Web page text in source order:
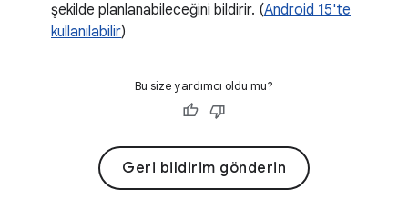
şekilde planlanabileceğini bildirir. (Android 15'te
kullanılabilir)
Bu size yardımcı oldu mu?
Geri bildirim gönderin